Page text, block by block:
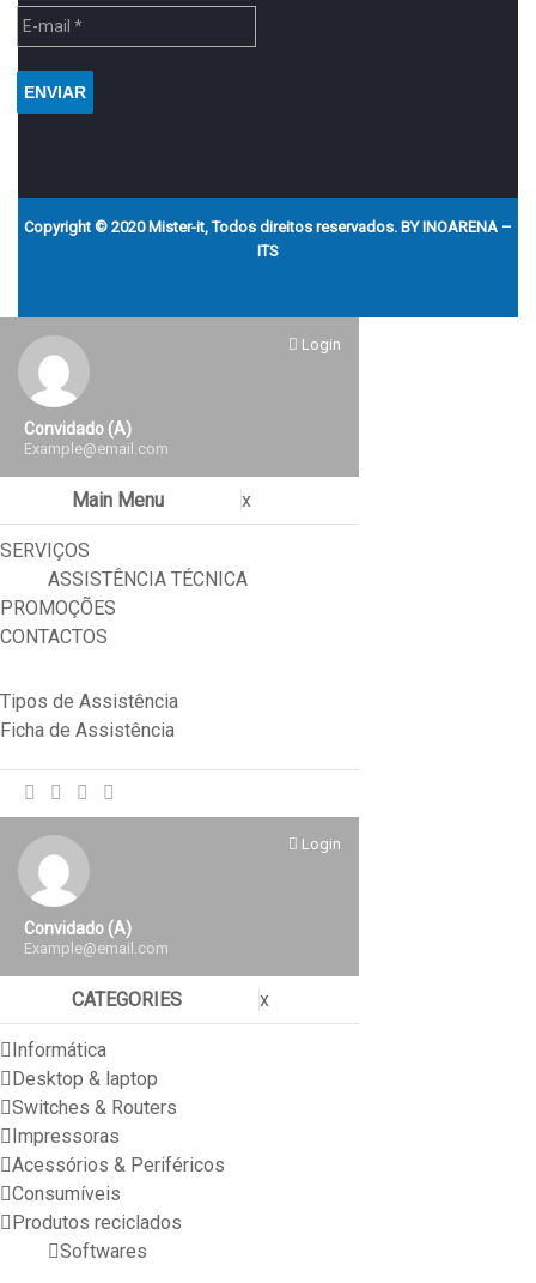
Copyright © 2020 Mister-it, Todos direitos reservados. BY INOARENA –
ITS
Login
Convidado (a)
Example@email.com
Main Menu x
SERVIÇOS
ASSISTÊNCIA TÉCNICA
PROMOÇÕES
CONTACTOS
Tipos de Assistência
Ficha de Assistência
Login
Convidado (a)
Example@email.com
CATEGORIES x
Informática
Desktop & laptop
Switches & Routers
Impressoras
Acessórios & Periféricos
Consumíveis
Produtos reciclados
Softwares